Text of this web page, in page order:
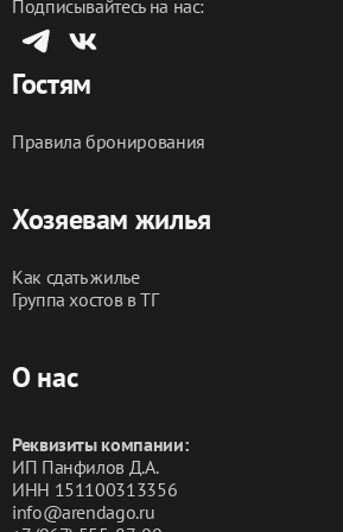
Подписывайтесь на нас:
Гостям
Правила бронирования
Хозяевам жилья
Как сдать жилье
Группа хостов в ТГ
О нас
Реквизиты компании:
ИП Панфилов Д.А.
ИНН 151100313356
info@arendago.ru